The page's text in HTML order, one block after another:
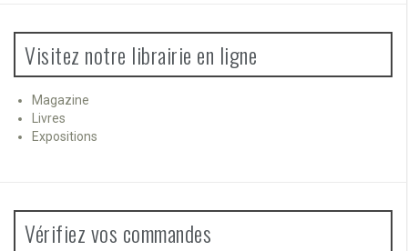
Visitez notre librairie en ligne
Magazine
Livres
Expositions
Vérifiez vos commandes